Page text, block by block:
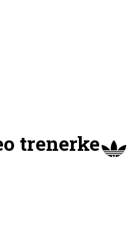
trenerke